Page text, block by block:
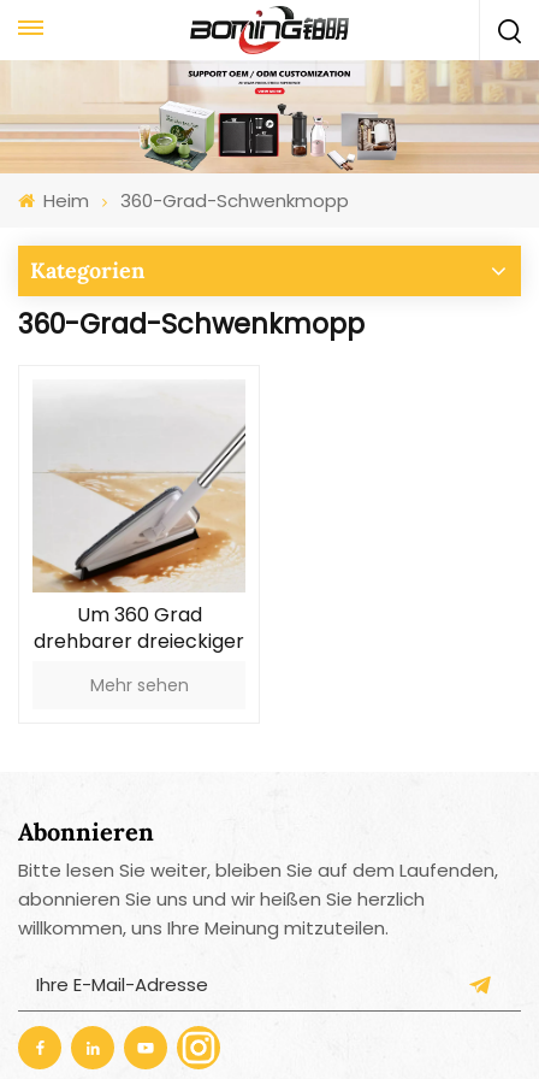
Heim 360-Grad-Schwenkmopp
Kategorien
360-Grad-Schwenkmopp
Um 360 Grad
drehbarer dreieckiger
Mehr sehen
Abonnieren
Bitte lesen Sie weiter, bleiben Sie auf dem Laufenden,
abonnieren Sie uns und wir heißen Sie herzlich
willkommen, uns Ihre Meinung mitzuteilen.